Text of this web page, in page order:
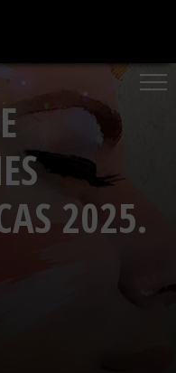
2025.